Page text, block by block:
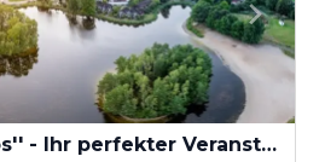
,,Rundum-sorglos'' - Ihr perfekter Veranstaltungstag